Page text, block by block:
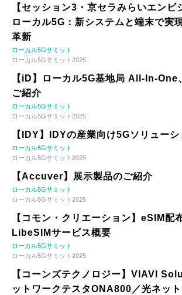
【セッション3・京セラみらいエンビ
ローカル5G：新システムと端末で実
革新
ローカル5Gサミット
ローカル5Gサミット2025
【iD】ローカル5G基地局 All-In-One
ご紹介
ローカル5Gサミット
ローカル5Gサミット2025
【IDY】IDYの産業向け5Gソリューシ
ローカル5Gサミット
ローカル5Gサミット2025
【Accuver】展示製品のご紹介
ローカル5Gサミット
ローカル5Gサミット2025
【コモン・クリエーション】eSIM配
LibeSIMサービス概要
ローカル5Gサミット
ローカル5Gサミット2025
【コーンズテクノロジー】VIAVI
ットワークテスタONA800／光ネッ